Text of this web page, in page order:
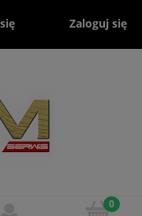
Zaloguj się